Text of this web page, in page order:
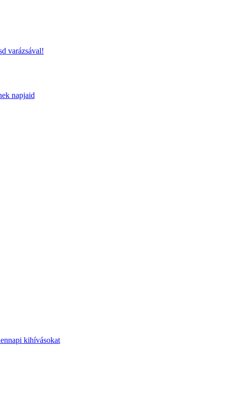
varázsával!
napjaid
kihívásokat